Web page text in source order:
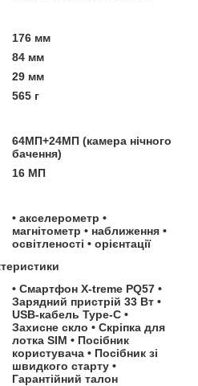
176 мм
84 мм
29 мм
565 г
64MП+24MП (камера нічного
бачення)
16 МП
• акселерометр •
магнітометр • наближення •
освітленості • орієнтації
• Смартфон X-treme PQ57 •
Зарядний пристрій 33 Вт •
USB-кабель Type-С •
Захисне скло • Скріпка для
лотка SIM • Посібник
користувача • Посібник зі
швидкого старту •
Гарантійний талон